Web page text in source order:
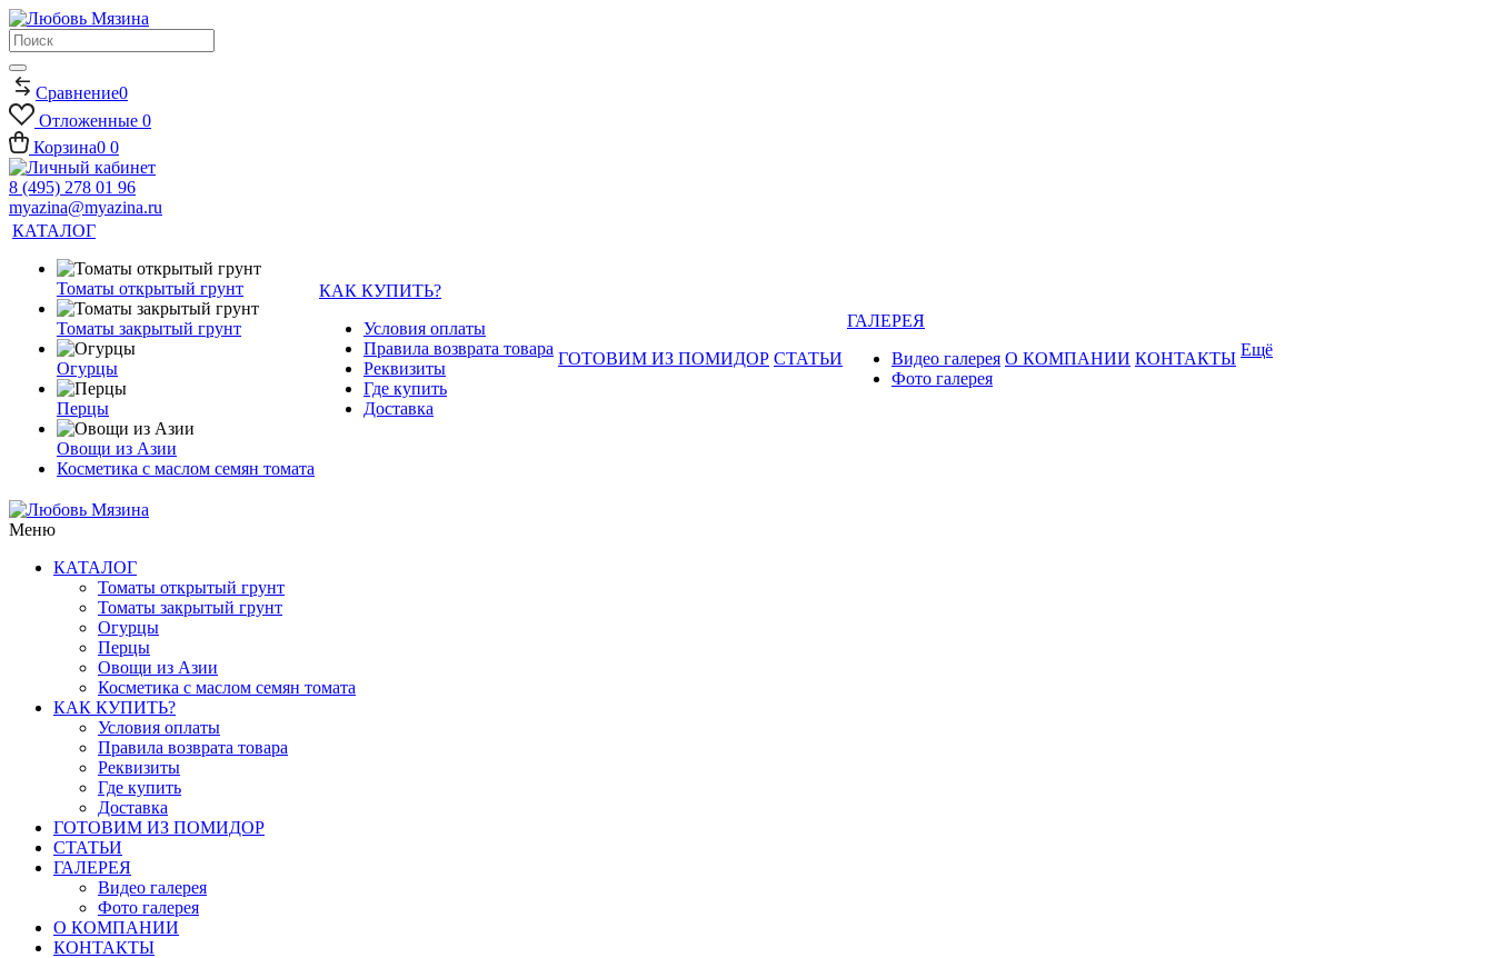
Сравнение0
Отложенные 0
Корзина0 0
8 (495) 278 01 96
myazina@myazina.ru
КАТАЛОГ
Томаты открытый грунт
Томаты закрытый грунт
Огурцы
Перцы
Овощи из Азии
Косметика с маслом семян томата
КАК КУПИТЬ?
Условия оплаты
Правила возврата товара
Реквизиты
Где купить
Доставка
ГОТОВИМ ИЗ ПОМИДОР СТАТЬИ
ГАЛЕРЕЯ
Видео галерея
Фото галерея
О КОМПАНИИ КОНТАКТЫ Ещё
Меню
КАТАЛОГ
Томаты открытый грунт
Томаты закрытый грунт
Огурцы
Перцы
Овощи из Азии
Косметика с маслом семян томата
КАК КУПИТЬ?
Условия оплаты
Правила возврата товара
Реквизиты
Где купить
Доставка
ГОТОВИМ ИЗ ПОМИДОР
СТАТЬИ
ГАЛЕРЕЯ
Видео галерея
Фото галерея
О КОМПАНИИ
КОНТАКТЫ